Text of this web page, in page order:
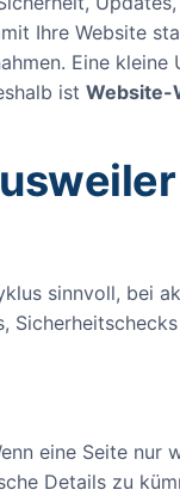
Ihre Website
Eine kleine
ist Website-
sinnvoll, bei
eine Seite nur
Details zu